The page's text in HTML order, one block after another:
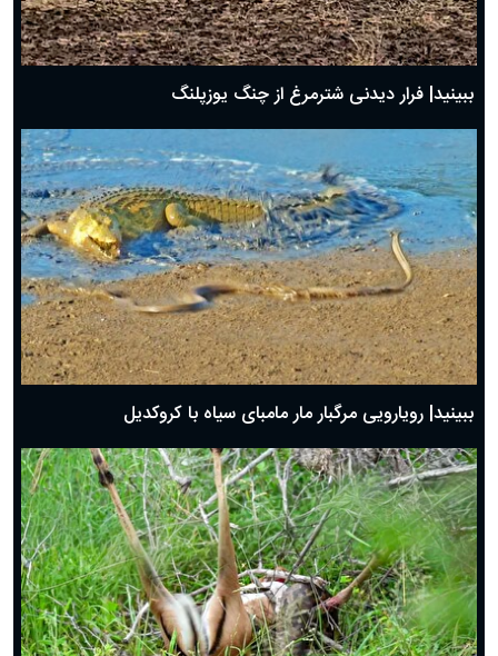
ببینید| فرار دیدنی شترمرغ از چنگ یوزپلنگ
ببینید| رویارویی مرگبار مار مامبای سیاه با کروکدیل